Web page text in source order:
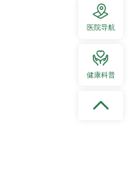
医院导航
健康科普